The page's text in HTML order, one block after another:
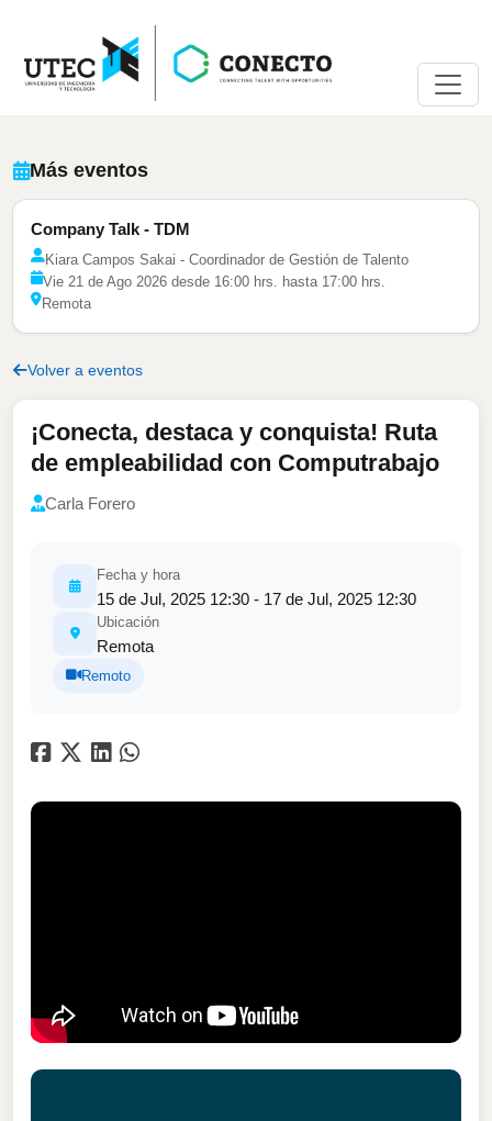
Volver a eventos
¡Conecta, destaca y conquista! Ruta
de empleabilidad con Computrabajo
Carla Forero
Fecha y hora
15 de Jul, 2025 12:30 - 17 de Jul, 2025 12:30
Ubicación
Remota
Remoto
Más eventos
Company Talk - TDM
Kiara Campos Sakai - Coordinador de Gestión de Talento
Vie 21 de Ago 2026 desde 16:00 hrs. hasta 17:00 hrs.
Remota